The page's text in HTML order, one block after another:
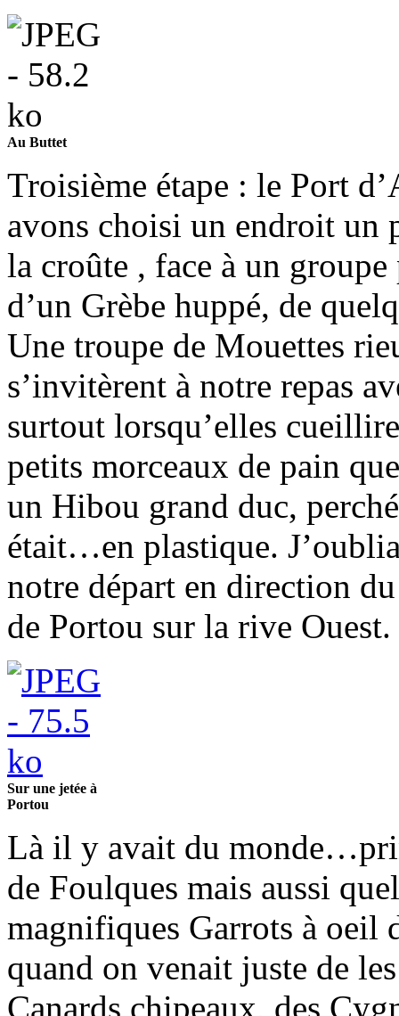
Au Buttet
Troisième étape : le Port
avons choisi un endroit un
la croûte , face à un
d’un Grèbe huppé, de
Une troupe de Mouettes
s’invitèrent à notre repas
surtout lorsqu’elles
petits morceaux de pain
un Hibou grand duc,
était…en plastique.
notre départ en direction
de Portou sur la rive Ouest.
Sur une jetée à
Portou
Là il y avait du
de Foulques mais aussi
magnifiques Garrots à oeil
quand on venait juste de
Canards chipeaux, des